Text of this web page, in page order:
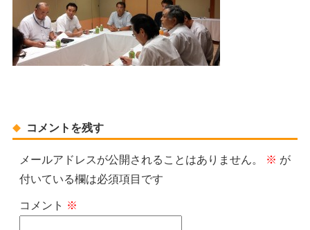
コメントを残す
メールアドレスが公開されることはありません。 ※ が
付いている欄は必須項目です
コメント ※